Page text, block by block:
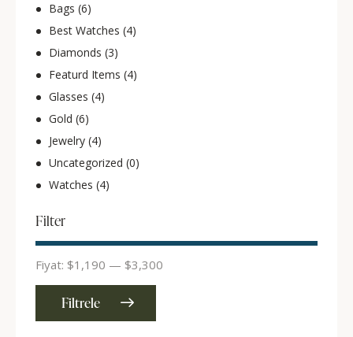
Bags (6)
Best Watches (4)
Diamonds (3)
Featurd Items (4)
Glasses (4)
Gold (6)
Jewelry (4)
Uncategorized (0)
Watches (4)
Filter
Filtrele
Fiyat: $1,190 — $3,300